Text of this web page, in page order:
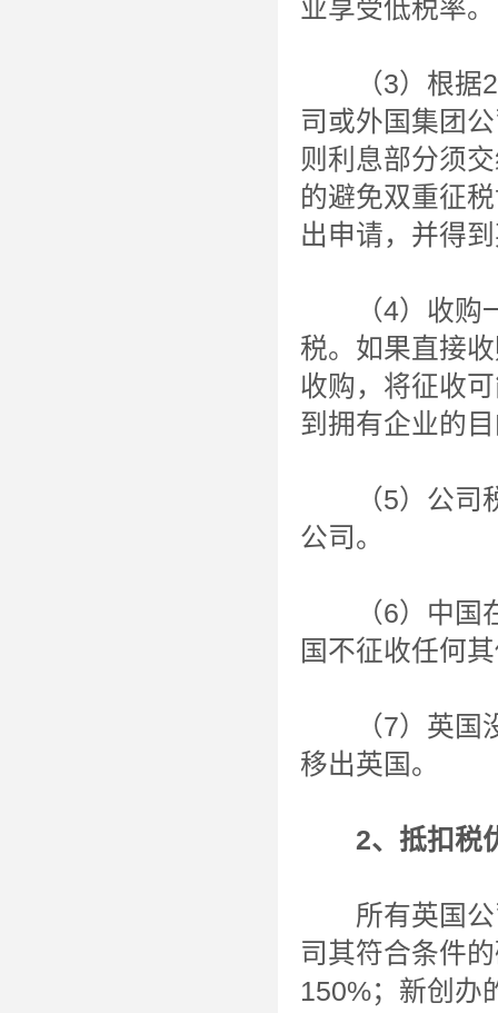
业享受低税率。
（3）根据
司或外国集团
则利息部分须
的避免双重征
出申请，并得
（4）收购一
税。如果直接
收购，将征收
到拥有企业的
（5）公司税
公司。
（6）中国在
国不征收任何
（7）英国没
移出英国。
2、抵扣税
所有英国公
司其符合条件
150%；新创办